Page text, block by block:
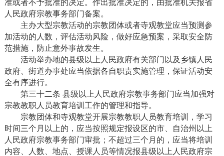
准或者不予批准的决定。作出批准决定的，由批准机关报省
人民政府宗教事务部门备案。
主办大型宗教活动的宗教团体或者寺观教堂应当预测参
加活动的人数，评估活动风险，做好应急预案，采取安全防
范措施，防止意外事故发生。
活动举办地的县级以上人民政府有关部门以及乡镇人民
政府、街道办事处应当依据各自职责实施管理，保证活动安
全有序进行。
第三十二条 县级以上人民政府宗教事务部门应当加强对
宗教教职人员教育培训工作的管理和指导。
宗教团体和寺观教堂开展宗教教职人员教育培训，学习
时间三个月以上的，应当按照规定报设区的市、自治州以上
人民政府宗教事务部门审批；不超过三个月的，应当将培训
内容、人数、地点、授课人员等情况报县级以上人民政府宗